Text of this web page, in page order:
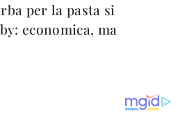
per la pasta si
economica, ma